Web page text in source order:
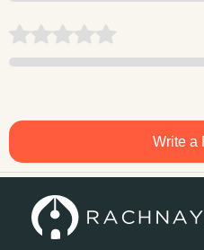
Write a